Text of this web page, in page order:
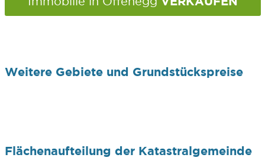
Weitere Gebiete und Grundstückspreise
Flächenaufteilung der Katastralgemeinde